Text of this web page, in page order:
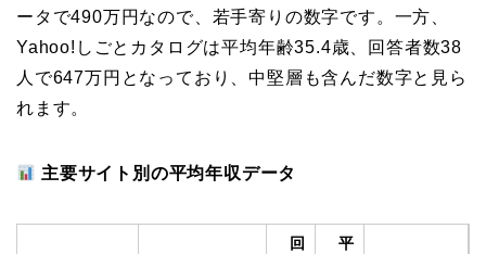
ータで490万円なので、若手寄りの数字です。一方、
Yahoo!しごとカタログは平均年齢35.4歳、回答者数38
人で647万円となっており、中堅層も含んだ数字と見ら
れます。
主要サイト別の平均年収データ
回
平